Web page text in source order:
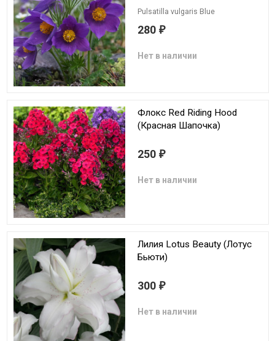
Pulsatilla vulgaris Blue
280 ₽
Нет в наличии
Флокс Red Riding Hood
(Красная Шапочка)
250 ₽
Нет в наличии
Лилия Lotus Beauty (Лотус
Бьюти)
300 ₽
Нет в наличии